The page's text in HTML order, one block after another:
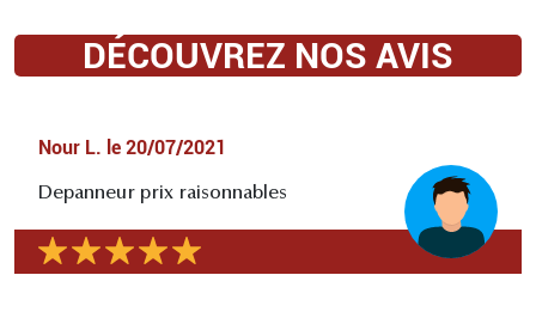
DÉCOUVREZ NOS AVIS
Nour L. le 20/07/2021
Depanneur prix raisonnables